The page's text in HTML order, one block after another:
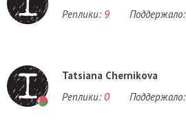
Реплики: 9 Поддержало:
Tatsiana Chernikova
Реплики: 0 Поддержало: